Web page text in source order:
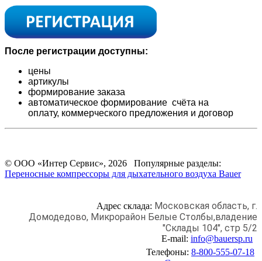
После регистрации доступны:
цены
артикулы
формирование заказа
автоматическое формирование счёта на
оплату, коммерческого предложения и договор
© ООО «Интер Сервис», 2026 Популярные разделы:
Переносные компрессоры для дыхательного воздуха Bauer
Адрес склада: Московская область, г.
Домодедово, Микрорайон Белые Столбы,владение
"Склады 104", стр 5/2
E-mail: info@bauersp.ru
Телефоны: 8-800-555-07-18